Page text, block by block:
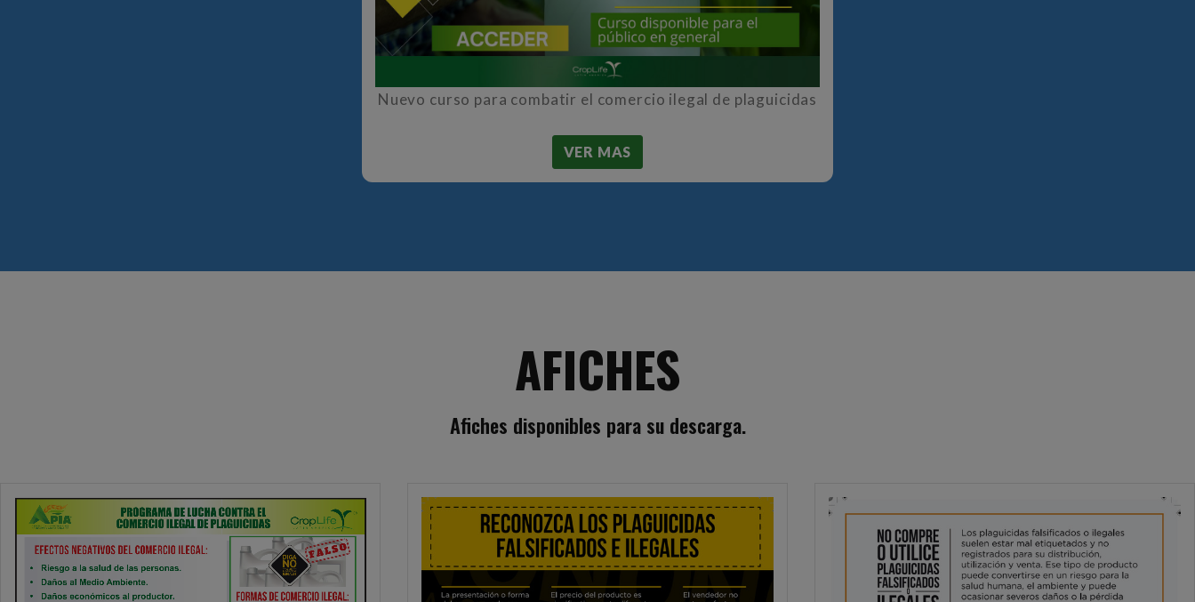
Nuevo curso para combatir el comercio ilegal de plaguicidas
VER MAS
AFICHES
Afiches disponibles para su descarga.